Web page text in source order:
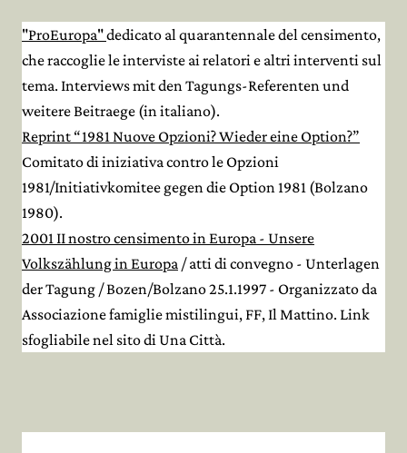
"ProEuropa"dedicato al quarantennale del censimento,
che raccoglie le interviste ai relatori e altri interventi sul
tema. Interviews mit den Tagungs-Referenten und
weitere Beitraege (in italiano).
Reprint “1981 Nuove Opzioni? Wieder eine Option?”
Comitato di iniziativa contro le Opzioni
1981/Initiativkomitee gegen die Option 1981 (Bolzano
1980).
2001 II nostro censimento in Europa - Unsere
Volkszählung in Europa / atti di convegno - Unterlagen
der Tagung / Bozen/Bolzano 25.1.1997 - Organizzato da
Associazione famiglie mistilingui, FF, Il Mattino. Link
sfogliabile nel sito di Una Città.